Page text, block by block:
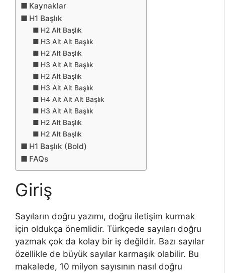
Kaynaklar
H1 Başlık
H2 Alt Başlık
H3 Alt Alt Başlık
H2 Alt Başlık
H3 Alt Alt Başlık
H2 Alt Başlık
H3 Alt Alt Başlık
H4 Alt Alt Alt Başlık
H3 Alt Alt Başlık
H2 Alt Başlık
H2 Alt Başlık
H1 Başlık (Bold)
FAQs
Giriş
Sayıların doğru yazımı, doğru iletişim kurmak
için oldukça önemlidir. Türkçede sayıları doğru
yazmak çok da kolay bir iş değildir. Bazı sayılar
özellikle de büyük sayılar karmaşık olabilir. Bu
makalede, 10 milyon sayısının nasıl doğru